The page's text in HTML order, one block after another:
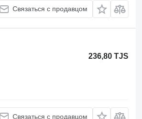
Связаться с продавцом
236,80 TJS
Связаться с продавцом